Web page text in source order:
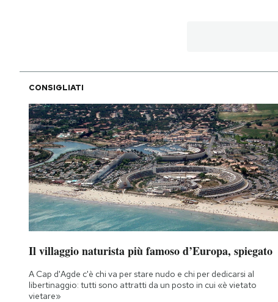
CONSIGLIATI
Il villaggio naturista più famoso d’Europa, spiegato
A Cap d'Agde c'è chi va per stare nudo e chi per dedicarsi al
libertinaggio: tutti sono attratti da un posto in cui «è vietato
vietare»